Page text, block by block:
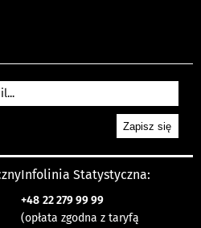
Infolinia Statystyczna:
+48 22 279 99 99
(opłata zgodna z taryfą